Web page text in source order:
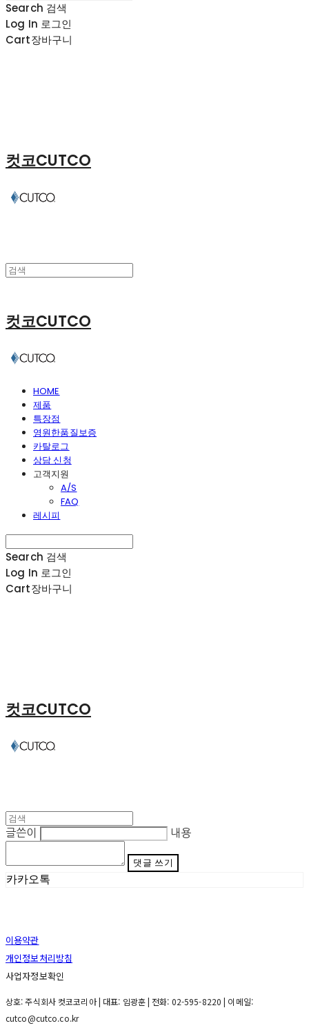
Search 검색
Log In 로그인
Cart장바구니
컷코CUTCO
컷코CUTCO
HOME
제품
특장점
영원한품질보증
카탈로그
상담 신청
고객지원
A/S
FAQ
레시피
Search 검색
Log In 로그인
Cart장바구니
컷코CUTCO
글쓴이 내용
댓글 쓰기
카카오톡
이용약관
개인정보처리방침
사업자정보확인
상호: 주식회사 컷코코리아 | 대표: 임광훈 | 전화: 02-595-8220 | 이메일:
cutco@cutco.co.kr